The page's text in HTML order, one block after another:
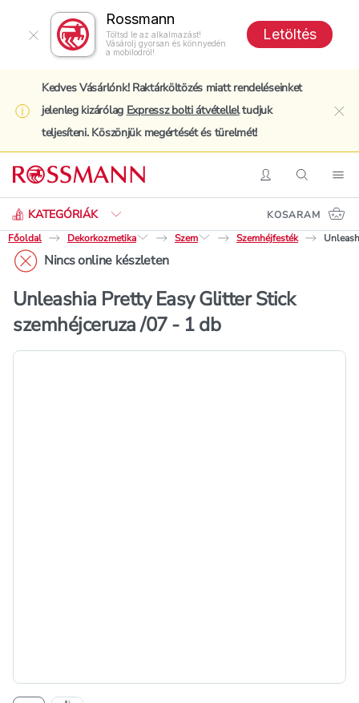
Rossmann
Töltsd le az alkalmazást!
Vásárolj gyorsan és könnyedén
a mobilodról!
Letöltés
Kedves Vásárlónk! Raktárköltözés miatt rendeléseinket
jelenleg kizárólag Expressz bolti átvételleltudjuk
teljesíteni. Köszönjük megértését és türelmét!
BelépésKeresés
KATEGÓRIÁK
Keresés
KOSARAM
Főoldal
Dekorkozmetika Szem Szemhéjfesték
Nincs online készleten
Unleashia Pretty Easy Glitter Stick
szemhéjceruza /07 - 1 db